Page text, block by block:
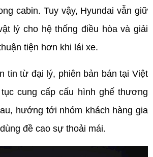
cabin. Tuy vậy, Hyundai vẫn giữ
lý cho hệ thống điều hòa và giải
tiện hơn khi lái xe.
tin từ đại lý, phiên bản bán tại Việt
cung cấp cấu hình ghế thương
hướng tới nhóm khách hàng gia
đề cao sự thoải mái.